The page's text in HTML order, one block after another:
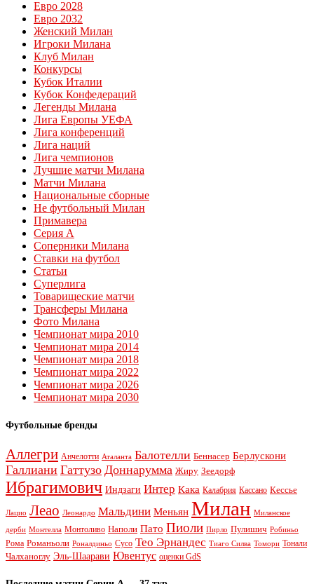
Евро 2028
Евро 2032
Женский Милан
Игроки Милана
Клуб Милан
Конкурсы
Кубок Италии
Кубок Конфедераций
Легенды Милана
Лига Европы УЕФА
Лига конференций
Лига наций
Лига чемпионов
Лучшие матчи Милана
Матчи Милана
Национальные сборные
Не футбольный Милан
Примавера
Серия А
Соперники Милана
Ставки на футбол
Статьи
Суперлига
Товарищеские матчи
Трансферы Милана
Фото Милана
Чемпионат мира 2010
Чемпионат мира 2014
Чемпионат мира 2018
Чемпионат мира 2022
Чемпионат мира 2026
Чемпионат мира 2030
Футбольные бренды
Аллегри Анчелотти Аталанта Балотелли Беннасер Берлускони
Галлиани Гаттузо Доннарумма Жиру Зеедорф
Ибрагимович Индзаги Интер Кака Калабрия Кассано Кессье
Лацио Леао Леонардо Мальдини Меньян Милан Миланское
дерби Монтелла Монтоливо Наполи Пато Пиоли Пирло Пулишич Робиньо
Рома Романьоли Роналдиньо Сусо Тео Эрнандес Тиаго Силва Томори Тонали
Чалханоглу Эль-Шаарави Ювентус оценки GdS